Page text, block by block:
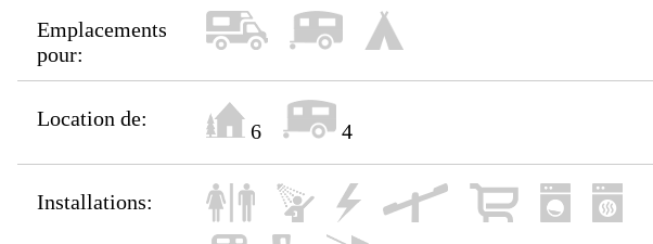
Emplacements
pour:
Location de:
6 4
Installations: